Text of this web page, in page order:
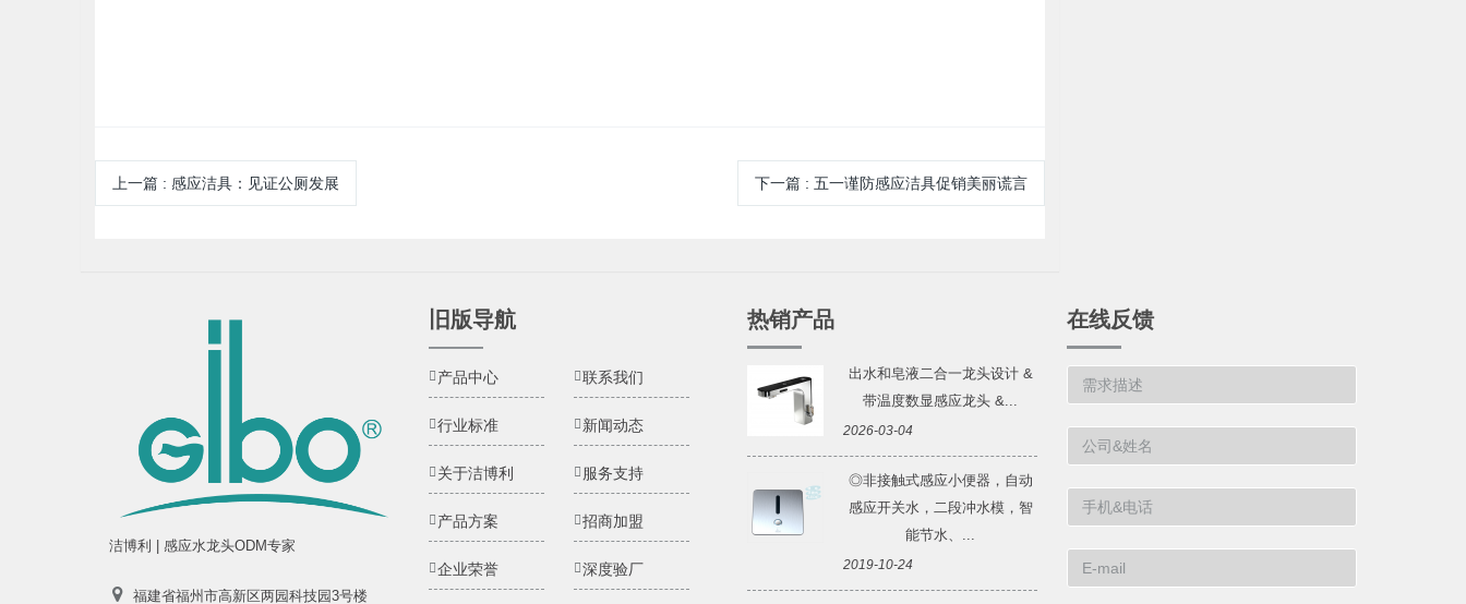
上一篇 : 感应洁具：见证公厕发展 下一篇: 五一谨防感应洁具促销美丽谎言
洁博利 | 感应水龙头ODM专家
福建省福州市高新区两园科技园3号楼
旧版导航
产品中心 联系我们
行业标准 新闻动态
关于洁博利 服务支持
产品方案 招商加盟
企业荣誉 深度验厂
热销产品
出水和皂液二合一龙头设计 &
带温度数显感应龙头 &...
2026-03-04
◎非接触式感应小便器，自动
感应开关水，二段冲水模，智
能节水、...
2019-10-24
在线反馈